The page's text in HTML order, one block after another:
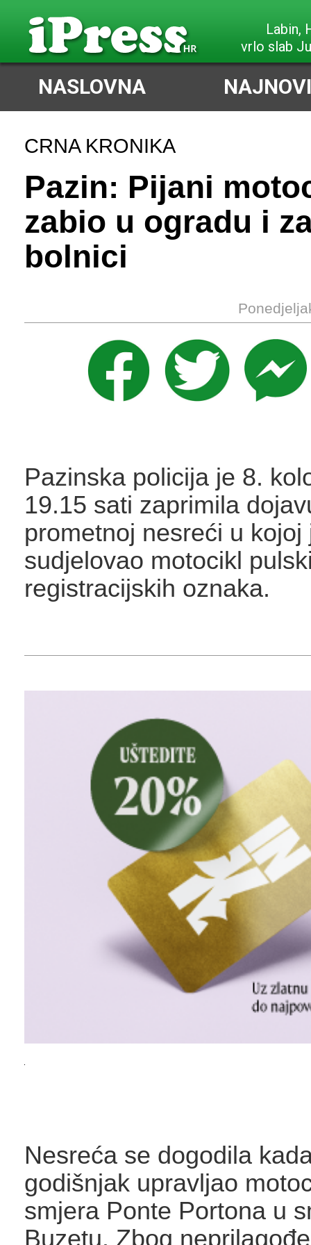
Labin,
vrlo slab
NASLOVNA
CRNA KRONIKA
Pazin: Pijani
zabio u ogradu i
bolnici
Pazinska policija je 8.
19.15 sati zaprimila
prometnoj nesreći u kojoj
sudjelovao motocikl
registracijskih oznaka.
Nesreća se dogodila
godišnjak upravljao
smjera Ponte Portona u
Buzetu. Zbog